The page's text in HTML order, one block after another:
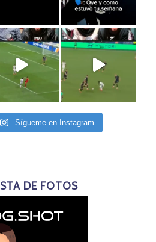
Sígueme en Instagram
DE FOTOS